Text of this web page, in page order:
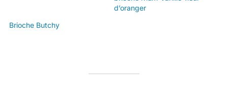
d’oranger
Brioche Butchy